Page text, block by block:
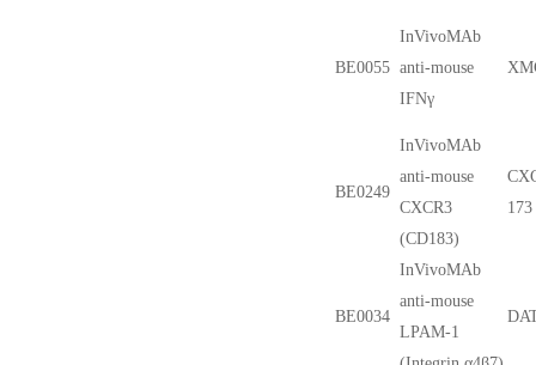
BE0055
InVivoMAb
anti-mouse
IFNγ
BE0249
InVivoMAb
anti-mouse
CXCR3
(CD183)
173
BE0034
InVivoMAb
anti-mouse
LPAM-1